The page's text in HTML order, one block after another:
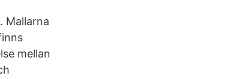
Mallarna
mellan